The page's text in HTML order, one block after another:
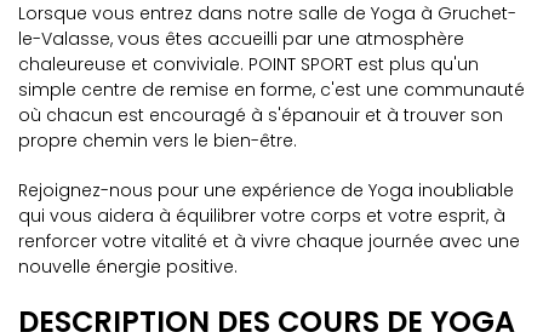
Lorsque vous entrez dans notre salle de Yoga à Gruchet-
le-Valasse, vous êtes accueilli par une atmosphère
chaleureuse et conviviale. POINT SPORT est plus qu'un
simple centre de remise en forme, c'est une communauté
où chacun est encouragé à s'épanouir et à trouver son
propre chemin vers le bien-être.
Rejoignez-nous pour une expérience de Yoga inoubliable
qui vous aidera à équilibrer votre corps et votre esprit, à
renforcer votre vitalité et à vivre chaque journée avec une
nouvelle énergie positive.
DESCRIPTION DES COURS DE YOGA